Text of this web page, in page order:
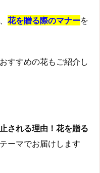
花を贈る際のマナーを
すすめの花もご紹介し
される理由！花を贈る
ーマでお届けします